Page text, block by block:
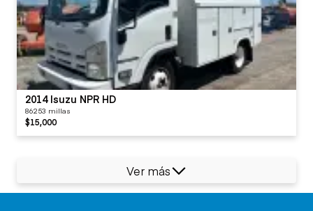
2014 Isuzu NPR HD
86253 millas
$15,000
Ver más